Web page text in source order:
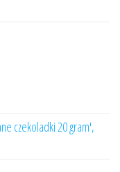
czekoladki 20 gram',